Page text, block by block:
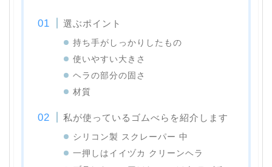
選ぶポイント
持ち手がしっかりしたもの
使いやすい大きさ
ヘラの部分の固さ
材質
私が使っているゴムべらを紹介します
シリコン製 スクレーパー 中
一押しはイイヅカ クリーンヘラ